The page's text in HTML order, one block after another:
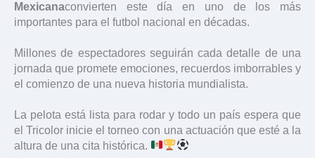
Mexicanaconvierten este día en uno de los más
importantes para el futbol nacional en décadas.
Millones de espectadores seguirán cada detalle de una
jornada que promete emociones, recuerdos imborrables y
el comienzo de una nueva historia mundialista.
La pelota está lista para rodar y todo un país espera que
el Tricolor inicie el torneo con una actuación que esté a la
altura de una cita histórica.